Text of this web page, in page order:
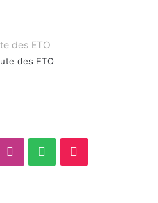
des ETO
Instagram
Spotify